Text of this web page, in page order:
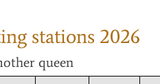
stations 2026
queen